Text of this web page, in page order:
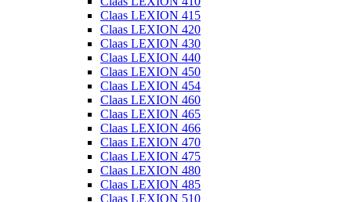
Claas LEXION 415
Claas LEXION 420
Claas LEXION 430
Claas LEXION 440
Claas LEXION 450
Claas LEXION 454
Claas LEXION 460
Claas LEXION 465
Claas LEXION 466
Claas LEXION 470
Claas LEXION 475
Claas LEXION 480
Claas LEXION 485
Claas LEXION 510